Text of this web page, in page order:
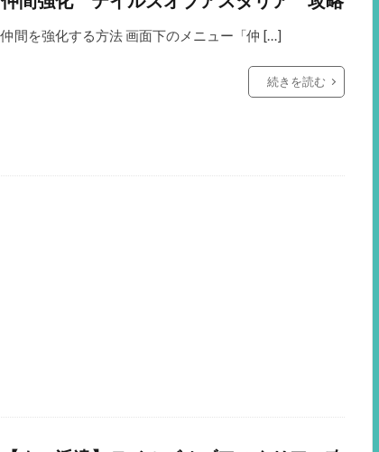
仲間を強化する方法 画面下のメニュー「仲 […]
続きを読む